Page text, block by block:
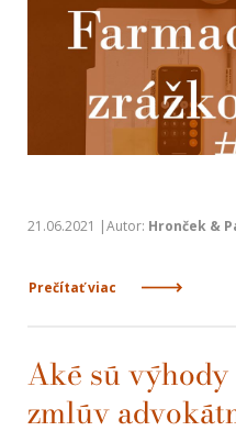
21.06.2021 |Autor: Hronček &
Prečítať viac
Aké sú
zmlúv